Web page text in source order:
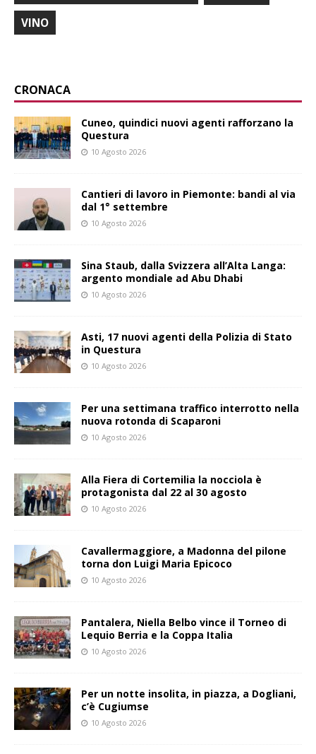
VINO
CRONACA
Cuneo, quindici nuovi agenti rafforzano la
Questura
10 Agosto 2026
Cantieri di lavoro in Piemonte: bandi al via
dal 1° settembre
10 Agosto 2026
Sina Staub, dalla Svizzera all’Alta Langa:
argento mondiale ad Abu Dhabi
10 Agosto 2026
Asti, 17 nuovi agenti della Polizia di Stato
in Questura
10 Agosto 2026
Per una settimana traffico interrotto nella
nuova rotonda di Scaparoni
10 Agosto 2026
Alla Fiera di Cortemilia la nocciola è
protagonista dal 22 al 30 agosto
10 Agosto 2026
Cavallermaggiore, a Madonna del pilone
torna don Luigi Maria Epicoco
10 Agosto 2026
Pantalera, Niella Belbo vince il Torneo di
Lequio Berria e la Coppa Italia
10 Agosto 2026
Per un notte insolita, in piazza, a Dogliani,
c’è Cugiumse
10 Agosto 2026